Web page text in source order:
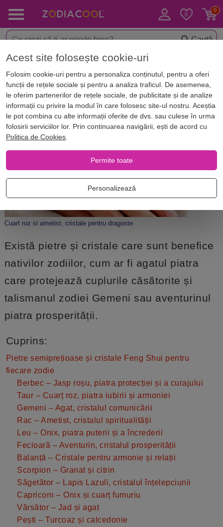
Caută
Acasă Blog Bijuterii si cristale
Ce pietre și cristale Feng Shui se
potrivesc pentru fiecare zodie
Cuart roz si ametist, cristale pentru dragoste
Există pietre și cristale care sunt benefice
nativilor zodiilor, cum ar fi agatul piatra
care protejează cuplurile căsătorite și
talismanul zodiei Gemeni sau aventurinul
piatra prosperității.
Cuprins:
Pietre semiprețioase și cristale Feng Shui pentru
fiecare zodie
Berbec – Jasp roșu, piatra protecției și a curajului
Taur – Cuarț roz, piatra iubirii și armoniei
Gemeni – Agat, cristalul comunicării
Rac – Ametist, cristalul spiritualității
Leu – Onix, piatra puterii și a încrederii
Fecioară – Aventurin, cristalul prosperității
Balanță – Cristale pentru armonie și relații
Scorpion – Granat și citrin
Săgetător – Lapis Lazuli, cristalul înțelepciunii
Capricorn – Onix și cuarț fumuriu
Vărsător – Jad și agat
Pești – Turcoaz și calcedonie
Acest site folosește cookie-uri
Folosim cookie-uri pentru a personaliza conținutul, pentru a oferi
funcții de rețele sociale și pentru a analiza traficul. De asemenea,
le oferim partenerilor de rețele sociale, de publicitate și de analize
informații cu privire la modul în care folosesc site-ul nostru. Aceștia
le pot combina cu alte informații oferite de dvs. sau culese în urma
folosirii serviciilor lor. Prin continuarea navigării, ești de acord cu
Politica de Cookies.
Permite toate
Personalizează